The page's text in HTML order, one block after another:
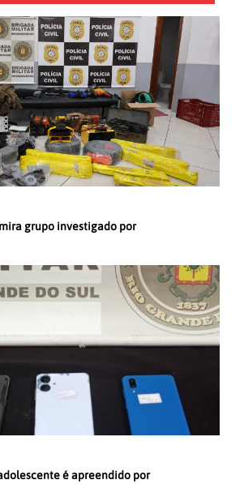
grupo investigado por
é apreendido por